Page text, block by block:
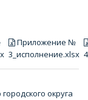
Приложение №
3_исполнение.xlsx
округа